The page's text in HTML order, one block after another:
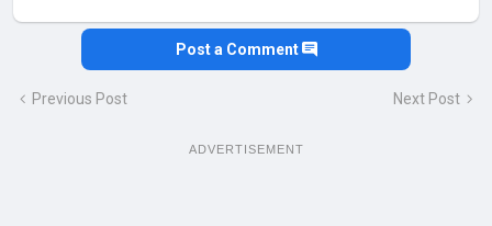
Post a Comment
Previous Post Next Post
ADVERTISEMENT